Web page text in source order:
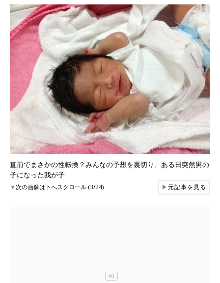
直前でまさかの性転換？みんなの予想を裏切り、ある日突然男の
子になった我が子
▼次の画像は下へスクロール (3/24) ▶元記事を見る